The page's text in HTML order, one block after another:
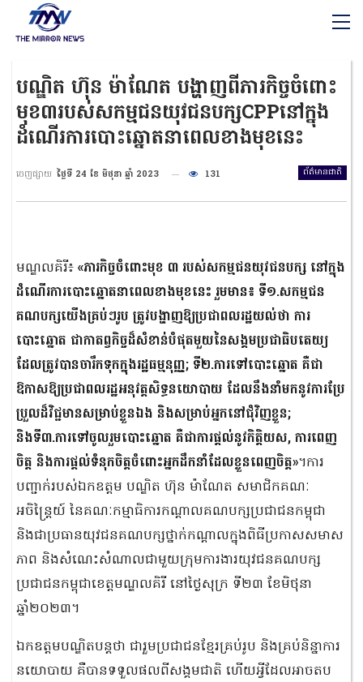
បណ្ឌិត ហ៊ុន ម៉ាណែត បង្ហាញពីភារកិច្ចចំពោះ
មុខ៣របស់សកម្មជនយុវជនបក្សCPPនៅក្នុង
ដំណើរការបោះឆ្នោតនាពេលខាងមុខនេះ
ព័ត៌មានជាតិ
ចេញផ្សាយ ថ្ងៃទី 24 ខែ មិថុនា ឆ្នាំ 2023 131
មណ្ឌលគិរី៖ «ភារកិច្ចចំពោះមុខ ៣ របស់សកម្មជនយុវជនបក្ស នៅក្នុង
ដំណើរការបោះឆ្នោតនាពេលខាងមុខនេះ រួមមាន៖ ទី១.សកម្មជន
គណបក្សយើងគ្រប់ៗរូប ត្រូវបង្ហាញឱ្យប្រជាពលរដ្ឋយល់ថា ការ
បោះឆ្នោត ជាកាតព្វកិច្ចដ៏សំខាន់បំផុតមួយនៃសង្គមប្រជាធិបតេយ្យ
ដែលត្រូវបានចារឹកទុកក្នុងរដ្ឋធម្មនុញ្ញ; ទី២.ការទៅបោះឆ្នោត គឺជា
ឱកាសឱ្យប្រជាពលរដ្ឋអនុវត្តសិទ្ធនយោបាយ ដែលនឹងនាំមកនូវការប្រែ
ប្រួលដ៏វិជ្ជមានសម្រាប់ខ្លួនឯង និងសម្រាប់អ្នកនៅជុំវិញខ្លួន;
និងទី៣.ការទៅចូលរួមបោះឆ្នោត គឺជាការផ្តល់នូវកិត្តិយស, ការពេញ
ចិត្ត និងការផ្តល់ទំនុកចិត្តចំពោះអ្នកដឹកនាំដែលខ្លួនពេញចិត្ត»។ការ
បញ្ជាក់របស់ឯកឧត្ដម បណ្ឌិត ហ៊ុន ម៉ាណែត សមាជិកគណៈ
អចិន្ត្រៃយ៍ នៃគណៈកម្មាធិការកណ្តាលគណបក្សប្រជាជនកម្ពុជា
និងជាប្រធានយុវជនគណបក្សថ្នាក់កណ្តាលក្នុងពិធីប្រកាសសមាស
ភាព និងសំណេះសំណាលជាមួយក្រុមការងារយុវជនគណបក្ស
ប្រជាជនកម្ពុជាខេត្តមណ្ឌលគិរី នៅថ្ងៃសុក្រ ទី២៣ ខែមិថុនា
ឆ្នាំ២០២៣។
ឯកឧត្ដមបណ្ឌិតបន្តថា ជារួមប្រជាជនខ្មែរគ្រប់រូប និងគ្រប់និន្នាការ
នយោបាយ គឺបានទទួលផលពីសង្គមជាតិ ហើយអ្វីដែលអាចតប